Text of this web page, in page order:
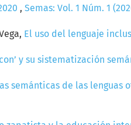
, Semas: Vol. 1 Núm. 1
El uso del lenguaje
y su sistematización
semánticas de las lenguas